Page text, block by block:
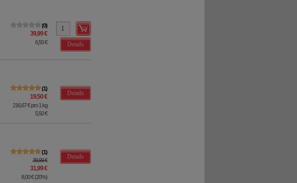
0
39,99 €
6,50 € Details
1
19,50 €
216,67 €pro 1 kg
5,50 €
Details
1
39,99 €
31,99 €
8,00 €(20%)
Details